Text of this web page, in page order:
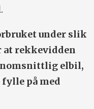
under slik
at rekkevidden
elbil,
på med